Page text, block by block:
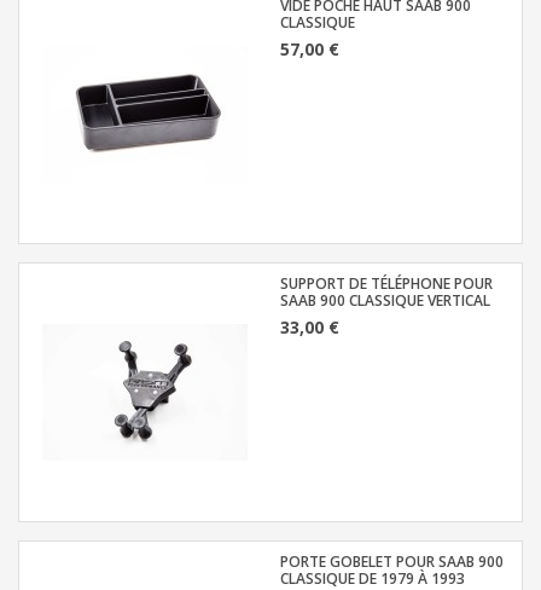
VIDE POCHE HAUT SAAB 900
CLASSIQUE
57,00 €
SUPPORT DE TÉLÉPHONE POUR
SAAB 900 CLASSIQUE VERTICAL
33,00 €
PORTE GOBELET POUR SAAB 900
CLASSIQUE DE 1979 À 1993